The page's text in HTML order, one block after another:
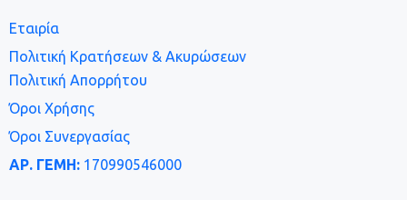
Εταιρία
Πολιτική Κρατήσεων & Ακυρώσεων
Πολιτική Απορρήτου
Όροι Χρήσης
Όροι Συνεργασίας
ΑΡ. ΓΕΜΗ: 170990546000